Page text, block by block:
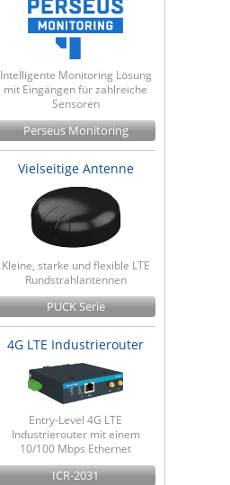
Intelligente Monitoring Lösung
mit Eingängen für zahlreiche
Sensoren
Perseus Monitoring
Vielseitige Antenne
Kleine, starke und flexible LTE
Rundstrahlantennen
PUCK Serie
4G LTE Industrierouter
Entry-Level 4G LTE
Industrierouter mit einem
10/100 Mbps Ethernet
ICR-2031